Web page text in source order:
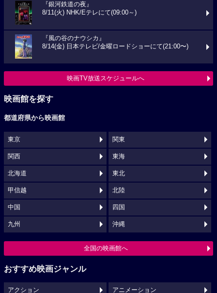
『銀河鉄道の夜』
8/11(火) NHK/Eテレにて(09:00～)
『風の谷のナウシカ』
8/14(金) 日本テレビ/金曜ロードショーにて(21:00〜)
映画TV放送スケジュールへ
映画館を探す
都道府県から映画館
東京 関東
関西 東海
北海道 東北
甲信越 北陸
中国 四国
九州 沖縄
全国の映画館へ
おすすめ映画ジャンル
アクション アニメーション